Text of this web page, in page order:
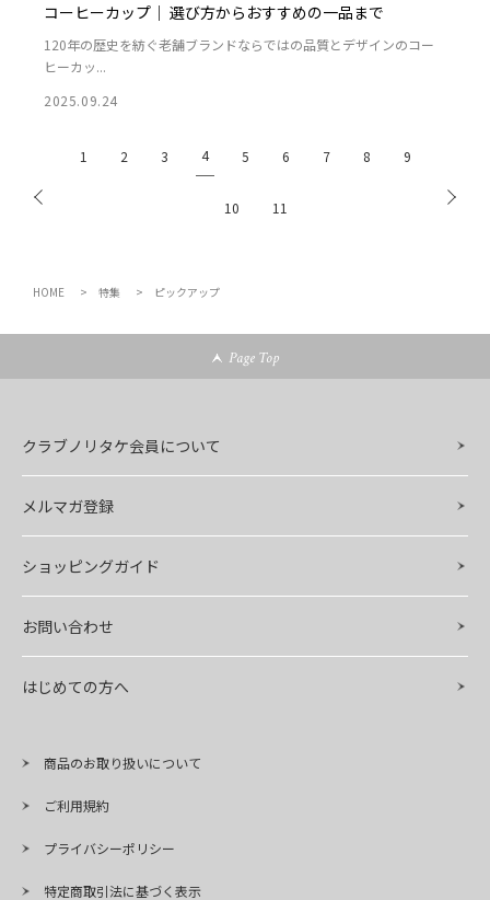
コーヒーカップ｜ 選び方からおすすめの一品まで
120年の歴史を紡ぐ老舗ブランドならではの品質とデザインのコー
ヒーカッ...
2025.09.24
1 2 3 4 5 6 7 8 9
10 11
HOME 特集 ピックアップ
Page Top
クラブノリタケ会員について
メルマガ登録
ショッピングガイド
お問い合わせ
はじめての方へ
商品のお取り扱いについて
ご利用規約
プライバシーポリシー
特定商取引法に基づく表示